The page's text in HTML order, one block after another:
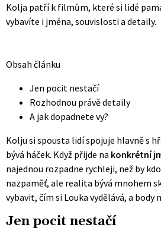
Kolja patří k filmům, které si lidé
vybavíte i jména, souvislosti a detaily.
Obsah článku
Jen pocit nestačí
Rozhodnou právě detaily
A jak dopadnete vy?
Kolju si spousta lidí spojuje hlavně s
bývá háček. Když přijde na konkrétní
najednou rozpadne rychleji, než by
nazpaměť, ale realita bývá mnohem
vybavit, čím si Louka vydělává, a
Jen pocit nestačí